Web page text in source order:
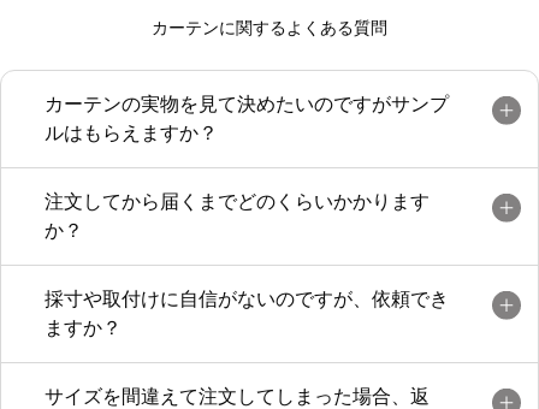
カーテンに関するよくある質問
カーテンの実物を見て決めたいのですがサンプ
ルはもらえますか？
注文してから届くまでどのくらいかかります
か？
採寸や取付けに自信がないのですが、依頼でき
ますか？
サイズを間違えて注文してしまった場合、返